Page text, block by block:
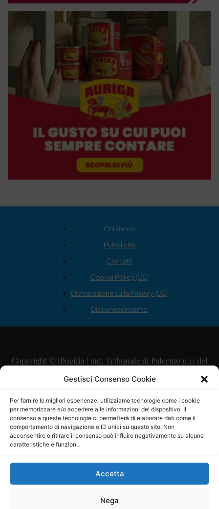
Gestisci Consenso Cookie
Per fornire le migliori esperienze, utilizziamo tecnologie come i cookie
per memorizzare e/o accedere alle informazioni del dispositivo. Il
consenso a queste tecnologie ci permetterà di elaborare dati come il
comportamento di navigazione o ID unici su questo sito. Non
acconsentire o ritirare il consenso può influire negativamente su alcune
caratteristiche e funzioni.
Accetta
Nega
Chi siamo
Pubblicità
Contatti
Cookie Policy (UE)
Dichiarazione sulla Privacy (UE)
Disconoscimento
Copyright © ilSicilia | aut. Tribunale di Palermo n.11 del
29/09/2015
Direttore Editoriale: Maurizio Scaglione
Direttore Responsabile: Maria Calabrese
P.IVA: 06334930820
Mercurio Comunicazione Società Cooperativa a r.l. è
iscritta al Registro degli Operatori di Comunicazione al